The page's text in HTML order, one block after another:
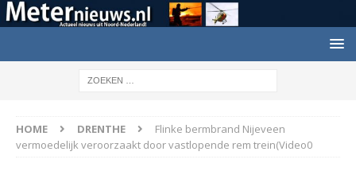
HOME DRENTHE
Flinke bermbrand Nijeveen
vermoedelijk veroorzaakt door vastlopende rem trein(Video0